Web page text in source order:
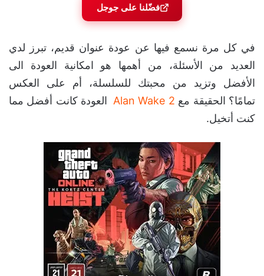
فضّلنا على جوجل
في كل مرة نسمع فيها عن عودة عنوان قديم، تبرز لدي
العديد من الأسئلة، من أهمها هو امكانية العودة الى
الأفضل وتزيد من محبتك للسلسلة، أم على العكس
تمامًا؟ الحقيقة مع Alan Wake 2 العودة كانت أفضل مما
كنت أتخيل.